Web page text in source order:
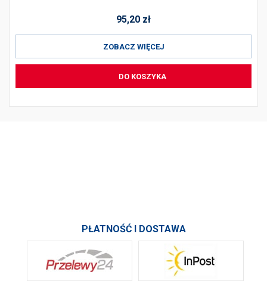
95,20 zł
ZOBACZ WIĘCEJ
DO KOSZYKA
PŁATNOŚĆ I DOSTAWA